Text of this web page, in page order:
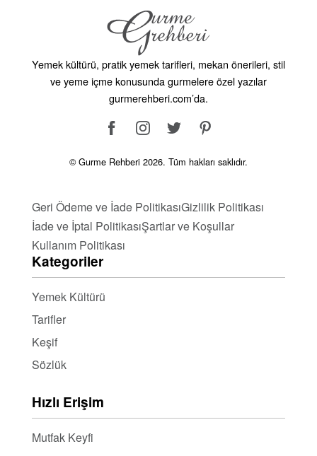
daha fazla bilgi ve lezzetli tarifler için sayfamızı
ziyaret edebilir, bu yazın tadını çıkarabilirsiniz
Yemek kültürü, pratik yemek tarifleri, mekan önerileri, stil
ve yeme içme konusunda gurmelere özel yazılar
gurmerehberi.com’da.
© Gurme Rehberi 2026. Tüm hakları saklıdır.
Geri Ödeme ve İade PolitikasıGizlilik Politikası
İade ve İptal PolitikasıŞartlar ve Koşullar
Kullanım Politikası
Kategoriler
Yemek Kültürü
Tarifler
Keşif
Sözlük
Hızlı Erişim
Mutfak Keyfi